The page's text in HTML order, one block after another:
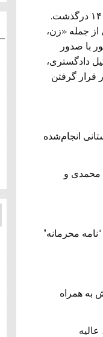
خسرو علیکردی، وکیل دادگستری و مدافع حقوق بشر اهل سبزوار و ساکن مشهد، شامگاه جمعه ۱۴ آذر ۱۴۰۴ درگذشت.
از جمله «زن،
با صدور
دادگستری،
قرار گرفتن
انجام‌شده
محمدی و
محرمانه”
هفت برادرش به همراه